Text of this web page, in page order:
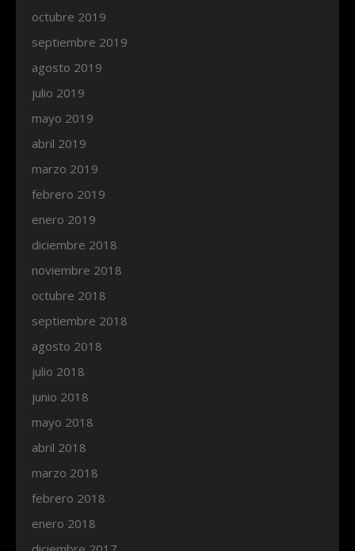
octubre 2019
septiembre 2019
agosto 2019
julio 2019
mayo 2019
abril 2019
marzo 2019
febrero 2019
enero 2019
diciembre 2018
noviembre 2018
octubre 2018
septiembre 2018
agosto 2018
julio 2018
junio 2018
mayo 2018
abril 2018
marzo 2018
febrero 2018
enero 2018